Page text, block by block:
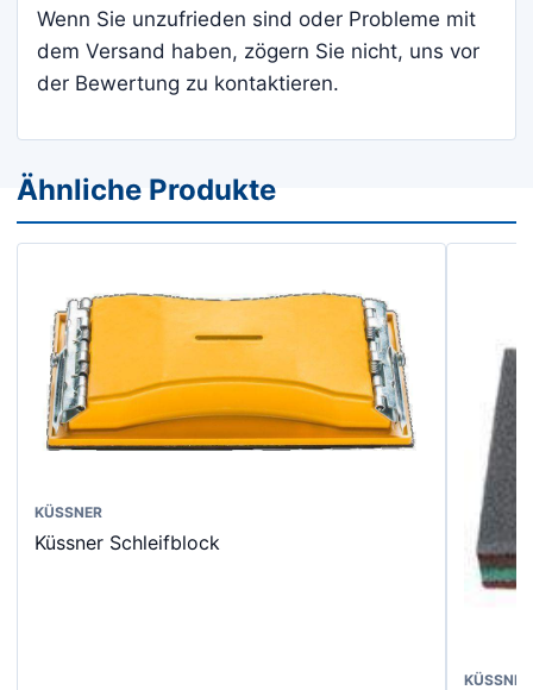
Wenn Sie unzufrieden sind oder Probleme mit
dem Versand haben, zögern Sie nicht, uns vor
der Bewertung zu kontaktieren.
Ähnliche Produkte
KÜSSNER
Küssner Schleifblock
Dieses
Produkt
KÜSSNER